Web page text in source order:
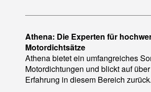
Athena: Die Experten für
Motordichtsätze
Athena bietet ein umfangreiches
Motordichtungen und blickt auf
Erfahrung in diesem Bereich zurück.